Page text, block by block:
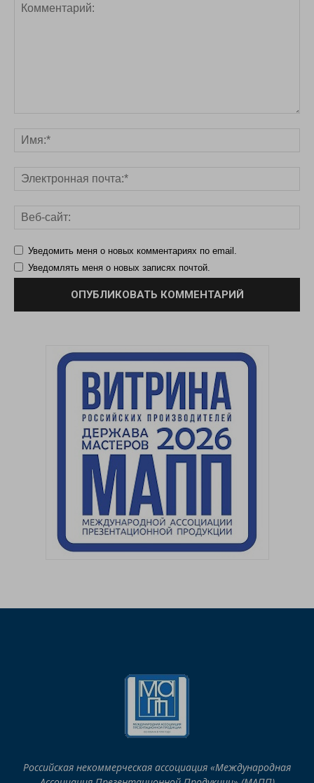
Уведомить меня о новых комментариях по email.
Уведомлять меня о новых записях почтой.
Российская некоммерческая ассоциация «Международная